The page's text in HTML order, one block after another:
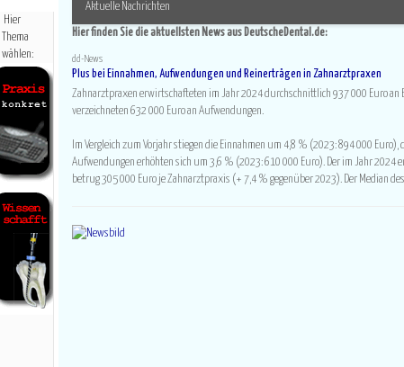
Hier
Thema
wählen:
Praxisführung
Abrechnung
Internet+EDV
Rechtsfragen
Fortbildung+Uni
Komplementäre Med.
Endodontie
Aktuelle Nachrichten
Hier finden Sie die aktuellsten News aus DeutscheDental.de:
dd-News
Plus bei Einnahmen, Aufwendungen und Reinerträgen in Zahnarztpraxen
Zahnarztpraxen erwirtschafteten im Jahr 2024 durchschnittlich 937 000 Euro an
verzeichneten 632 000 Euro an Aufwendungen.
Im Vergleich zum Vorjahr stiegen die Einnahmen um 4,8 % (2023: 894 000 Euro),
Aufwendungen erhöhten sich um 3,6 % (2023: 610 000 Euro). Der im Jahr 2024
betrug 305 000 Euro je Zahnarztpraxis (+ 7,4 % gegenüber 2023). Der Median des